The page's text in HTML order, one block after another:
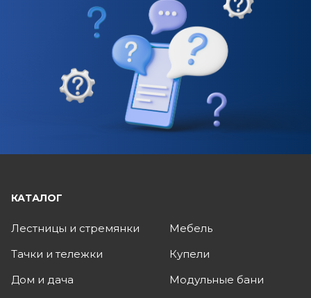
КАТАЛОГ
Лестницы и стремянки
Тачки и тележки
Дом и дача
Мебель
Купели
Модульные бани